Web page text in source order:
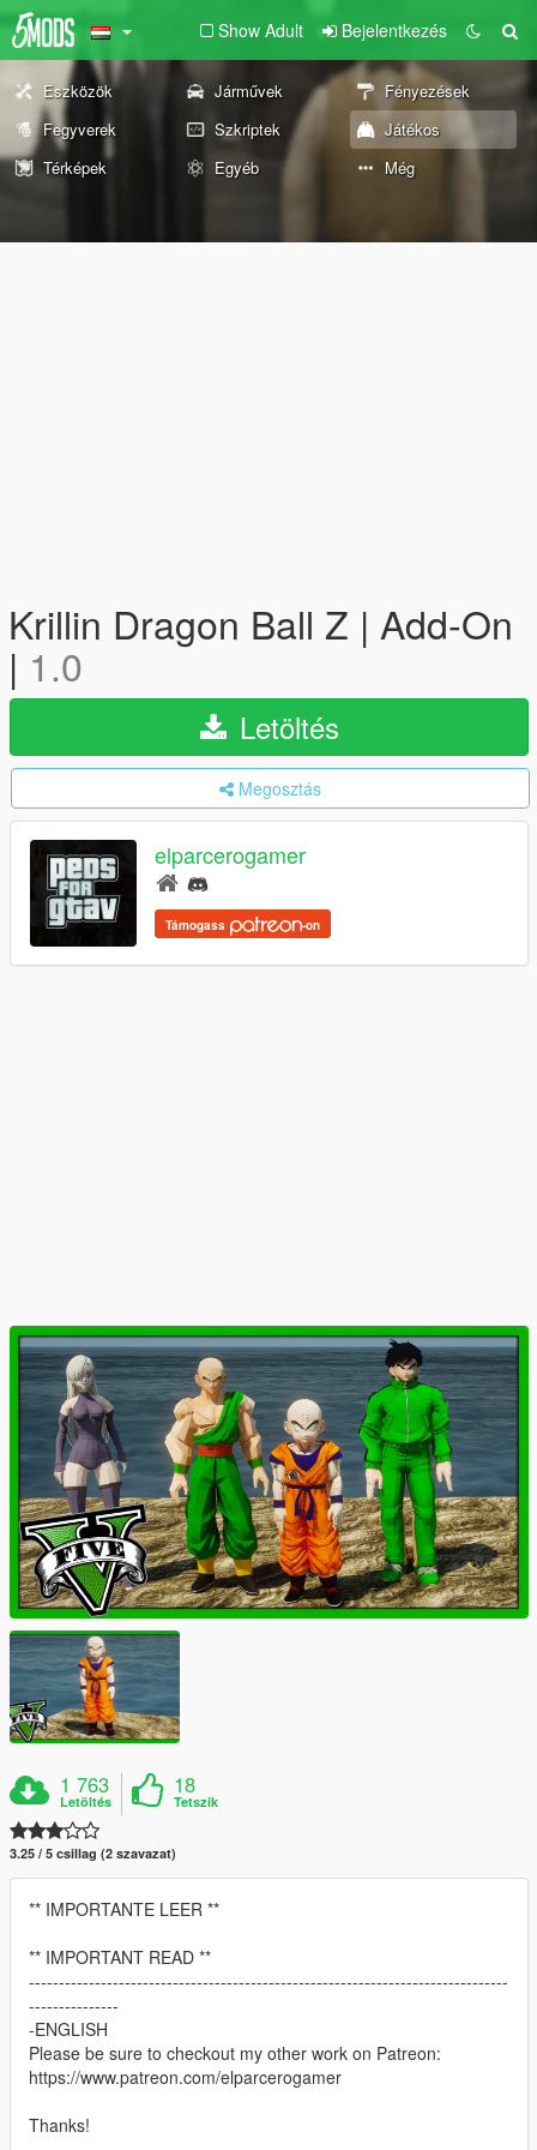
Show Adult Bejelentkezés
Eszközök Járművek
Fényezések
Fegyverek
Szkriptek
Játékos
Térképek
Egyéb Még
Krillin Dragon Ball Z | Add-On
| 1.0
Letöltés
Megosztás
elparcerogamer
Támogass -on
1 763
Letöltés
18
Tetszik
3.25 / 5 csillag (2 szavazat)
** IMPORTANTE LEER **
** IMPORTANT READ **
--------------------------------------------------------------------------------
---------------
-ENGLISH
Please be sure to checkout my other work on Patreon:
https://www.patreon.com/elparcerogamer
Thanks!